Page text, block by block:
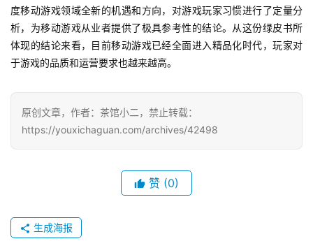
单
机
游
戏
闲
游
戏
5
度移动游戏领域全新的机遇和方向，对游戏玩家习惯进行了定量分
析，为移动游戏从业者提供了极具参考性的结论。从这份绿皮书所
体现的结论来看，目前移动游戏已经全面进入精品化时代，玩家对
于游戏的品质和运营要求也越来越高。
原创文章，作者：茶馆小二，禁止转载：
https://youxichaguan.com/archives/42498
赞 (0)
生成海报